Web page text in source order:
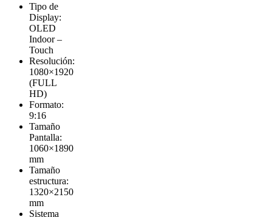
Tipo de
Display:
OLED
Indoor –
Touch
Resolución:
1080×1920
(FULL
HD)
Formato:
9:16
Tamaño
Pantalla:
1060×1890
mm
Tamaño
estructura:
1320×2150
mm
Sistema